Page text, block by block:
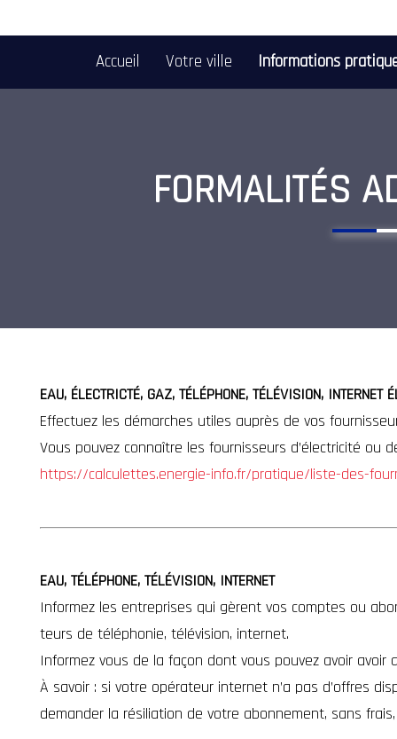
Accueil Votre ville Informations
FORMALITÉS
EAU, ÉLECTRICTÉ, GAZ, TÉLÉPHONE, TÉLÉVISION, INTERNET
Effectuez les démarches utiles auprès de vos
Vous pouvez connaître les fournisseurs d’électricité
https://calculettes.energie-info.fr/pratique/liste-des-
EAU, TÉLÉPHONE, TÉLÉVISION, INTERNET
Informez les entreprises qui gèrent vos comptes ou
teurs de téléphonie, télévision, internet.
Informez vous de la façon dont vous pouvez avoir
À savoir : si votre opérateur internet n’a pas d’offres
demander la résiliation de votre abonnement, sans